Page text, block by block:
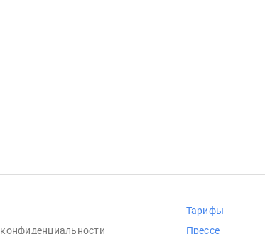
конфиденциальности
Тарифы
Прессе